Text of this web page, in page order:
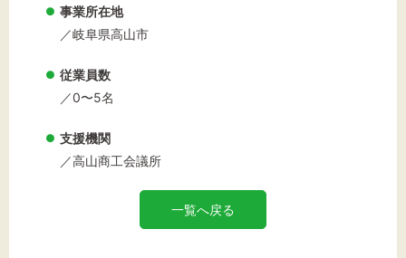
事業所在地
／岐阜県高山市
従業員数
／0〜5名
支援機関
／高山商工会議所
一覧へ戻る